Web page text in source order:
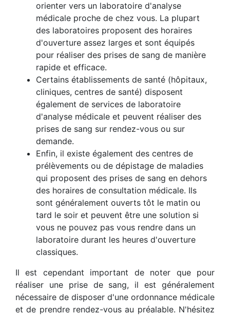
orienter vers un laboratoire d'analyse
médicale proche de chez vous. La plupart
des laboratoires proposent des horaires
d'ouverture assez larges et sont équipés
pour réaliser des prises de sang de manière
rapide et efficace.
Certains établissements de santé (hôpitaux,
cliniques, centres de santé) disposent
également de services de laboratoire
d'analyse médicale et peuvent réaliser des
prises de sang sur rendez-vous ou sur
demande.
Enfin, il existe également des centres de
prélèvements ou de dépistage de maladies
qui proposent des prises de sang en dehors
des horaires de consultation médicale. Ils
sont généralement ouverts tôt le matin ou
tard le soir et peuvent être une solution si
vous ne pouvez pas vous rendre dans un
laboratoire durant les heures d'ouverture
classiques.
Il est cependant important de noter que pour
réaliser une prise de sang, il est généralement
nécessaire de disposer d'une ordonnance médicale
et de prendre rendez-vous au préalable. N'hésitez